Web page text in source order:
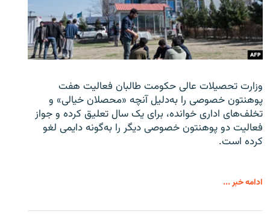
وزارت تحصیلات عالی حکومت طالبان فعالیت هفت
پوهنتون خصوصی را به‌دلیل آنچه «محصلان خیالی» و
تخلف‌های اداری خوانده، برای یک سال تعلیق کرده و جواز
فعالیت دو پوهنتون خصوصی دیگر را به‌گونه دایمی لغو
کرده است.
ادامه خبر ...